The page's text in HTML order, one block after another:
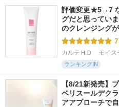
評価変更★5→7
グだと思ってい
のクレンジング
7
カルテＨＤ　モイ
ランキングIN
【8/21新発売】
ベリスールデク
アアプローチで